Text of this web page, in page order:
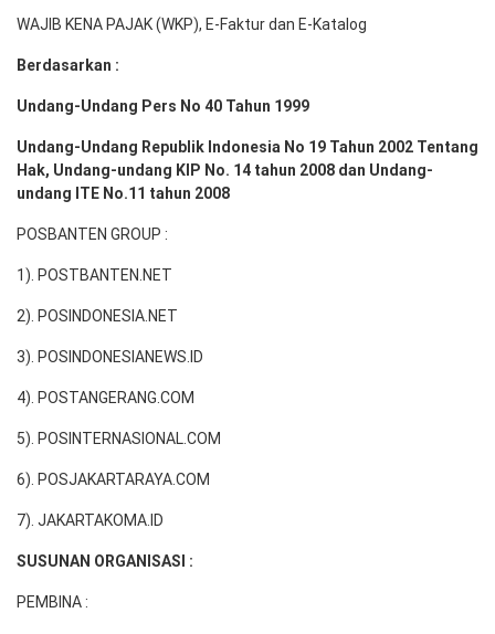
WAJIB KENA PAJAK (WKP), E-Faktur dan E-Katalog
Berdasarkan :
Undang-Undang Pers No 40 Tahun 1999
Undang-Undang Republik Indonesia No 19 Tahun 2002 Tentang
Hak, Undang-undang KIP No. 14 tahun 2008 dan Undang-
undang ITE No.11 tahun 2008
POSBANTEN GROUP :
1). POSTBANTEN.NET
2). POSINDONESIA.NET
3). POSINDONESIANEWS.ID
4). POSTANGERANG.COM
5). POSINTERNASIONAL.COM
6). POSJAKARTARAYA.COM
7). JAKARTAKOMA.ID
SUSUNAN ORGANISASI :
PEMBINA :